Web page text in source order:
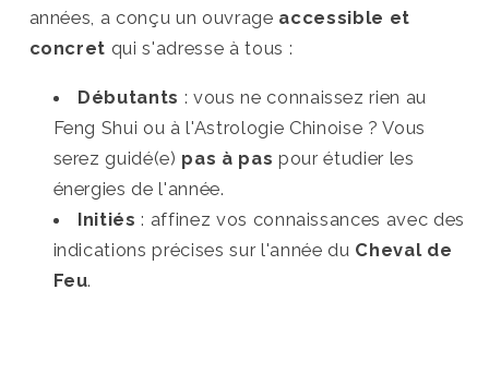
années, a conçu un ouvrage accessible et
concret qui s'adresse à tous :
Débutants : vous ne connaissez rien au
Feng Shui ou à l'Astrologie Chinoise ? Vous
serez guidé(e) pas à pas pour étudier les
énergies de l'année.
Initiés : affinez vos connaissances avec des
indications précises sur l'année du Cheval de
Feu.